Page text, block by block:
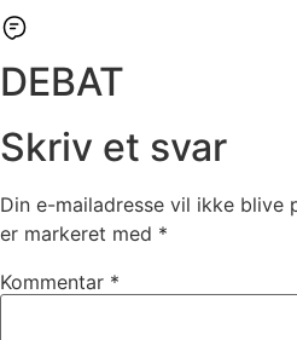
DEBAT
Skriv et svar
Din e-mailadresse vil ikke blive
er markeret med *
Kommentar *